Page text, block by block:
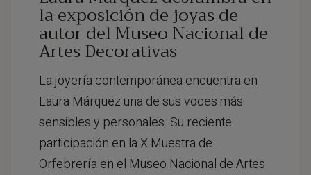
la exposición de joyas de
autor del Museo Nacional de
Artes Decorativas
La joyería contemporánea encuentra en
Laura Márquez una de sus voces más
sensibles y personales. Su reciente
participación en la X Muestra de
Orfebrería en el Museo Nacional de Artes